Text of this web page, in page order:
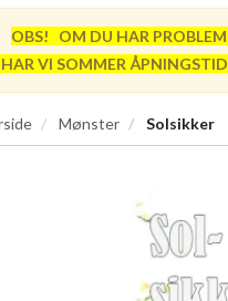
OBS! OM DU HAR
HAR VI SOMMER
Mønster Solsikker